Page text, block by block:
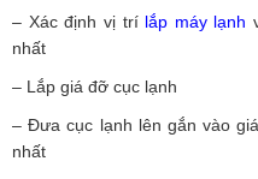
– Xác định vị trílắp máy lạnh
nhất
– Lắp giá đỡ cục lạnh
– Đưa cục lạnh lên gắn vào
nhất